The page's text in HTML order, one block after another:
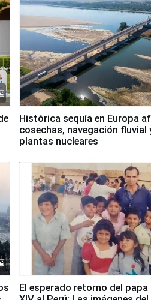
Histórica sequía en Europa
cosechas, navegación fluvial
plantas nucleares
El esperado retorno del papa